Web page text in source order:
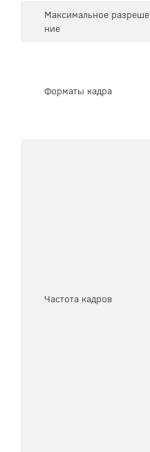
Максимальное разреше
ние
Форматы кадра
Частота кадров